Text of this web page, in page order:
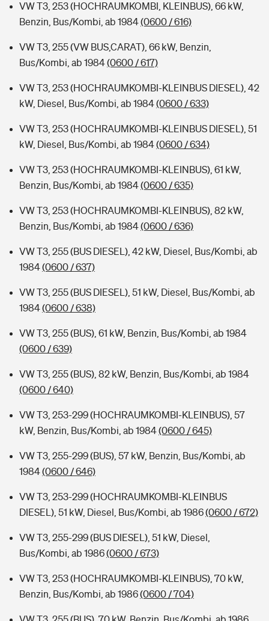
VW T3, 253 (HOCHRAUMKOMBI, KLEINBUS), 66 kW,
Benzin, Bus/Kombi, ab 1984(0600 / 616)
VW T3, 255 (VW BUS,CARAT), 66 kW, Benzin,
Bus/Kombi, ab 1984(0600 / 617)
VW T3, 253 (HOCHRAUMKOMBI-KLEINBUS DIESEL), 42
kW, Diesel, Bus/Kombi, ab 1984(0600 / 633)
VW T3, 253 (HOCHRAUMKOMBI-KLEINBUS DIESEL), 51
kW, Diesel, Bus/Kombi, ab 1984(0600 / 634)
VW T3, 253 (HOCHRAUMKOMBI-KLEINBUS), 61 kW,
Benzin, Bus/Kombi, ab 1984(0600 / 635)
VW T3, 253 (HOCHRAUMKOMBI-KLEINBUS), 82 kW,
Benzin, Bus/Kombi, ab 1984(0600 / 636)
VW T3, 255 (BUS DIESEL), 42 kW, Diesel, Bus/Kombi, ab
1984(0600 / 637)
VW T3, 255 (BUS DIESEL), 51 kW, Diesel, Bus/Kombi, ab
1984(0600 / 638)
VW T3, 255 (BUS), 61 kW, Benzin, Bus/Kombi, ab 1984
(0600 / 639)
VW T3, 255 (BUS), 82 kW, Benzin, Bus/Kombi, ab 1984
(0600 / 640)
VW T3, 253-299 (HOCHRAUMKOMBI-KLEINBUS), 57
kW, Benzin, Bus/Kombi, ab 1984(0600 / 645)
VW T3, 255-299 (BUS), 57 kW, Benzin, Bus/Kombi, ab
1984(0600 / 646)
VW T3, 253-299 (HOCHRAUMKOMBI-KLEINBUS
DIESEL), 51 kW, Diesel, Bus/Kombi, ab 1986(0600 / 672)
VW T3, 255-299 (BUS DIESEL), 51 kW, Diesel,
Bus/Kombi, ab 1986(0600 / 673)
VW T3, 253 (HOCHRAUMKOMBI-KLEINBUS), 70 kW,
Benzin, Bus/Kombi, ab 1986(0600 / 704)